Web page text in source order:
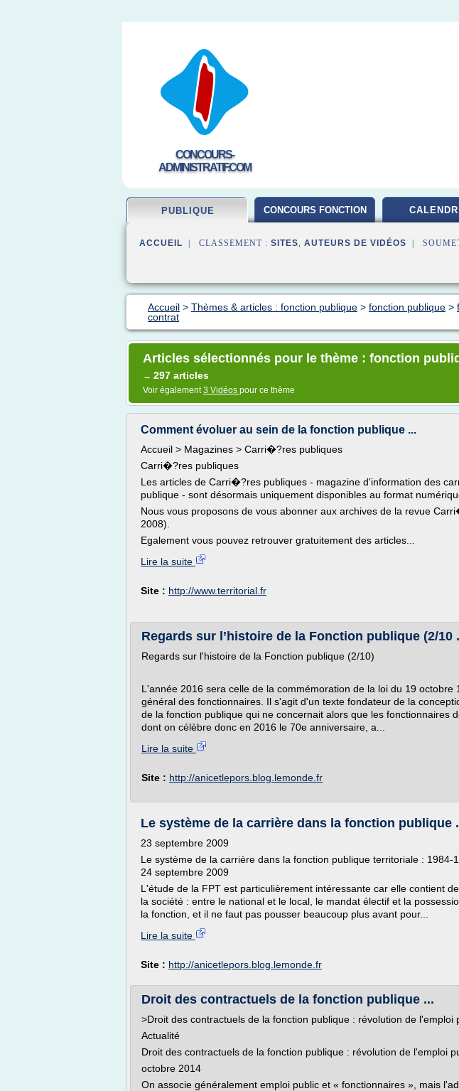
CONCOURS-
ADMINISTRATIF.COM
PUBLIQUE CONCOURS FONCTION
ACCUEIL | CLASSEMENT : SITES, AUTEURS DE VIDÉOS |
Accueil > Thèmes & articles : fonction publique > fonction publique >
contrat
Articles sélectionnés pour le thème : fonction
→ 297 articles
Voir également3 Vidéos pour ce thème
Comment évoluer au sein de la fonction publique ...
Accueil > Magazines > Carri�?res publiques
Carri�?res publiques
Les articles de Carri�?res publiques - magazine d'information des
publique - sont désormais uniquement disponibles au format
Nous vous proposons de vous abonner aux archives de la revue
2008).
Egalement vous pouvez retrouver gratuitement des articles...
Lire la suite
Site : http://www.territorial.fr
Regards sur l’histoire de la Fonction publique (2/10
Regards sur l'histoire de la Fonction publique (2/10)
L'année 2016 sera celle de la commémoration de la loi du 19 octobre
général des fonctionnaires. Il s'agit d'un texte fondateur de la
de la fonction publique qui ne concernait alors que les fonctionnaires
dont on célèbre donc en 2016 le 70e anniversaire, a...
Lire la suite
Site : http://anicetlepors.blog.lemonde.fr
Le système de la carrière dans la fonction publique
23 septembre 2009
Le système de la carrière dans la fonction publique territoriale : 1984-
24 septembre 2009
L'étude de la FPT est particulièrement intéressante car elle contient
la société : entre le national et le local, le mandat électif et la
la fonction, et il ne faut pas pousser beaucoup plus avant pour...
Lire la suite
Site : http://anicetlepors.blog.lemonde.fr
Droit des contractuels de la fonction publique ...
>Droit des contractuels de la fonction publique : révolution de l'emploi
Actualité
Droit des contractuels de la fonction publique : révolution de l'emploi
octobre 2014
On associe généralement emploi public et « fonctionnaires », mais